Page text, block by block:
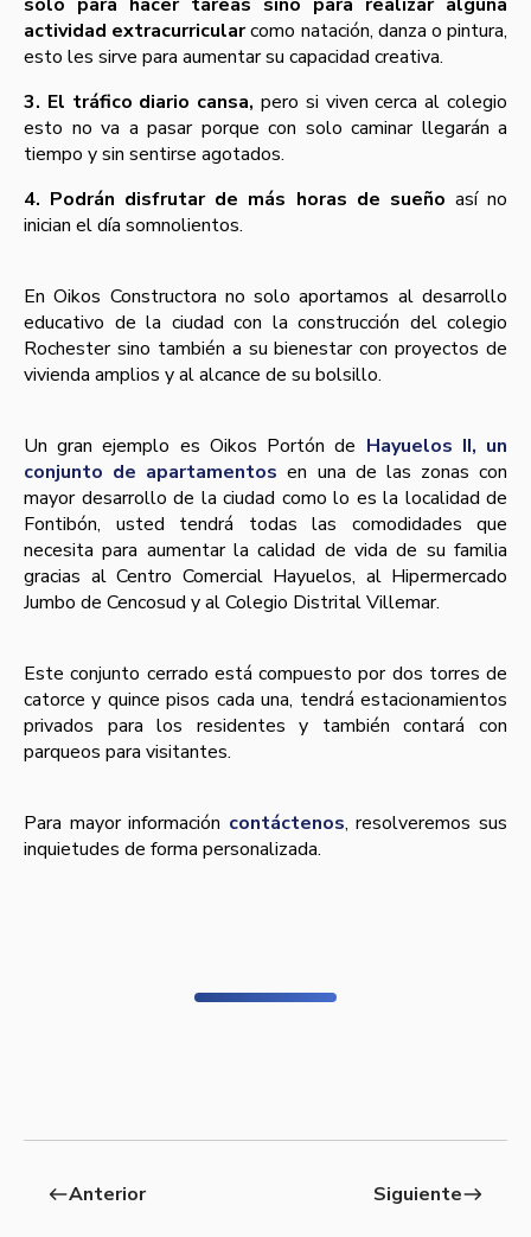
actividad extracurricularcomo natación, danza o pintura,
esto les sirve para aumentar su capacidad creativa.
3. El tráfico diario cansa, pero si viven cerca al colegio
esto no va a pasar porque con solo caminar llegarán a
tiempo y sin sentirse agotados.
4. Podrán disfrutar de más horas de sueño así­ no
inician el dí­a somnolientos.
En Oikos Constructora no solo aportamos al desarrollo
educativo de la ciudad con la construcción del colegio
Rochester sino también a su bienestar con proyectos de
vivienda amplios y al alcance de su bolsillo.
Un gran ejemplo es Oikos Portón de Hayuelos II, un
conjunto de apartamentos en una de las zonas con
mayor desarrollo de la ciudad como lo es la localidad de
Fontibón, usted tendrá todas las comodidades que
necesita para aumentar la calidad de vida de su familia
gracias al Centro Comercial Hayuelos, al Hipermercado
Jumbo de Cencosud y al Colegio Distrital Villemar.
Este conjunto cerrado está compuesto por dos torres de
catorce y quince pisos cada una, tendrá estacionamientos
privados para los residentes y también contará con
parqueos para visitantes.
Para mayor información contáctenos, resolveremos sus
inquietudes de forma personalizada.
westAnterior Siguienteeast